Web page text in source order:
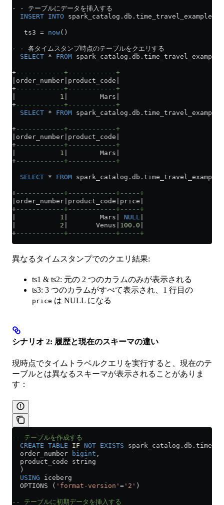
- -
テーブルにデータを挿入する
  INSERT INTO
spark_catalog . db .time_travel_example
   ts3
= now()
- -
各タイムスタンプ時点のテーブルをクエリする
  SELECT
* FROM spark_catalog . db .time_travel_example
+------------+------------+
|order_number|product_code|
+------------+------------+
1 |        Mars|
+------------+------------+
  SELECT
* FROM spark_catalog . db .time_travel_example
+------------+------------+
|order_number|product_code|
+------------+------------+
1 |        Mars|
+------------+------------+
  SELECT
* FROM spark_catalog . db .time_travel_example
+------------+------------+-----+
|order_number|product_code|price|
+------------+------------+-----+
1 |        Mars| NULL
2 |       Venus| 100 . 0
+------------+------------+-----+
異なるタイムスタンプでのクエリ結果:
ts1 & ts2: 元の 2 つのカラムのみが表示される
ts3: 3 つのカラムがすべて表示され、1 行目の
price は NULL になる
シナリオ 2: 履歴と現在のスキーマの違い
現時点でタイムトラベルクエリを実行すると、現在のテ
ーブルとは異なるスキーマが表示されることがありま
す：
-- テーブルを作成する
  CREATE
TABLE IF NOT EXISTS spark_catalog . db
  order_number
bigint ,
  product_code string
  )
  USING
iceberg
  OPTIONS (
'format-version' = '2' )
-- テーブルに初期データを挿入する